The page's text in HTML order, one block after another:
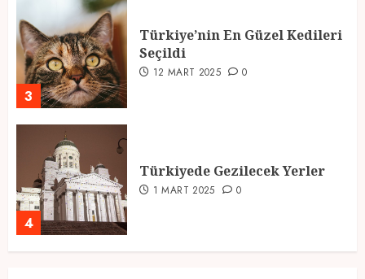
3
Türkiye’nin En Güzel Kedileri
Seçildi
12 MART 2025 0
4
Türkiyede Gezilecek Yerler
1 MART 2025 0